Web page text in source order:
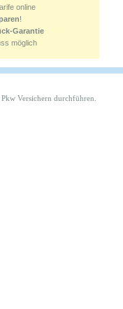
online
!
Garantie
möglich
Versichern durchführen.